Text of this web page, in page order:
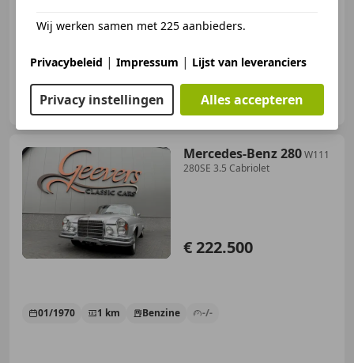
Javema B.V.
NL-1861 MK BERGEN
Mercedes-Benz 280W111
280SE 3.5 Cabriolet
€ 222.500
01/1970 1 km Benzine -/-
Wij werken samen met 225 aanbieders.
Privacybeleid | Impressum | Lijst van leveranciers
Privacy instellingen Alles accepteren